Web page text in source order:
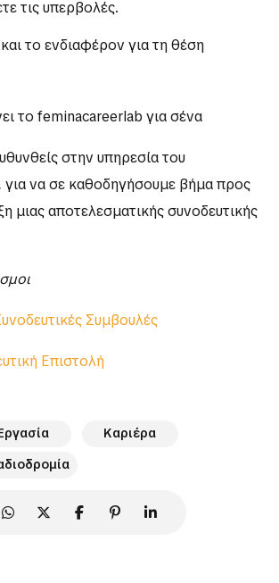
τις υπερβολές.
το ενδιαφέρον για τη θέση
το feminacareerlab για σένα
στην υπηρεσία του
να σε καθοδηγήσουμε βήμα προς
μιας αποτελεσματικής συνοδευτικής
Συμβουλές
Επιστολή
Καριέρα